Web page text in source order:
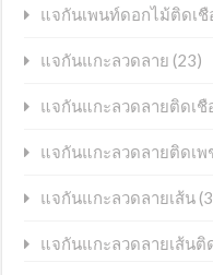
แจกันเพนท์ดอกไม้ติดเชื
แจกันแกะลวดลาย (23)
แจกันแกะลวดลายติดเชื
แจกันแกะลวดลายติดเพ
แจกันแกะลวดลายเส้น
แจกันแกะลวดลายเส้นติ